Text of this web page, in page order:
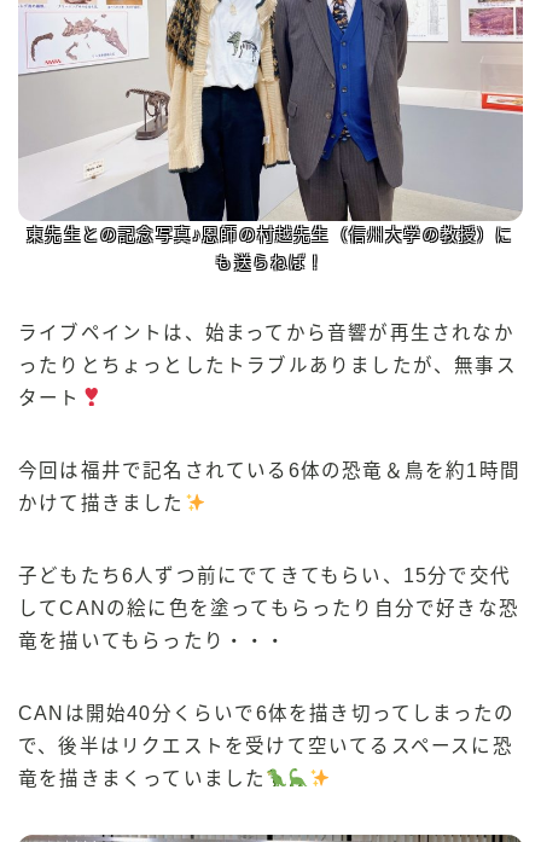
東先生との記念写真♪恩師の村越先生（信州大学の教授）に
も送らねば！
ライブペイントは、始まってから音響が再生されなか
ったりとちょっとしたトラブルありましたが、無事ス
タート
今回は福井で記名されている6体の恐竜＆鳥を約1時間
かけて描きました
子どもたち6人ずつ前にでてきてもらい、15分で交代
してCANの絵に色を塗ってもらったり自分で好きな恐
竜を描いてもらったり・・・
CANは開始40分くらいで6体を描き切ってしまったの
で、後半はリクエストを受けて空いてるスペースに恐
竜を描きまくっていました